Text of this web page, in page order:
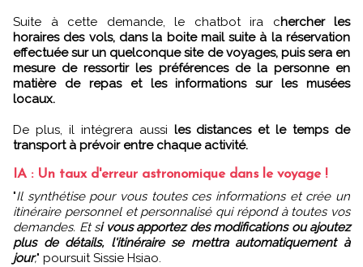
Suite à cette demande, le chatbot ira chercher les
horaires des vols, dans la boite mail suite à la réservation
effectuée sur un quelconque site de voyages, puis sera en
mesure de ressortir les préférences de la personne en
matière de repas et les informations sur les musées
locaux.
De plus, il intégrera aussi les distances et le temps de
transport à prévoir entre chaque activité.
IA : Un taux d'erreur astronomique dans le voyage !
"Il synthétise pour vous toutes ces informations et crée un
itinéraire personnel et personnalisé qui répond à toutes vos
demandes. Et si vous apportez des modifications ou ajoutez
plus de détails, l'itinéraire se mettra automatiquement à
jour," poursuit Sissie Hsiao.